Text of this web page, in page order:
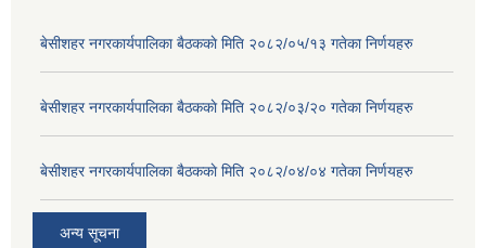
बे‍‍सीशहर नगरकार्यपालिका बैठककाे मिति २०८२/०५/१३ गतेका निर्णयहरु
बे‍‍सीशहर नगरकार्यपालिका बैठककाे मिति २०८२/०३/२० गतेका निर्णयहरु
बे‍‍सीशहर नगरकार्यपालिका बैठककाे मिति २०८२/०४/०४ गतेका निर्णयहरु
अन्य सूचना